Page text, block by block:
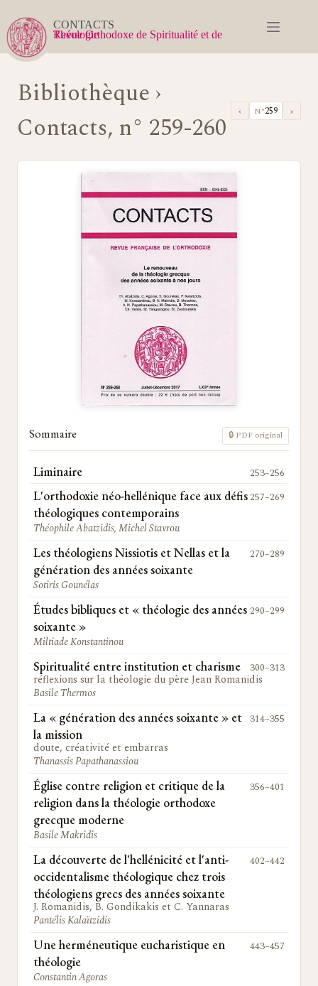
contenu
CONTACTS
Revue Orthodoxe de Spiritualité et de Théologie
Bibliothèque ›
Contacts, n° 259-260
‹ N°259 ›
Sommaire 🔒 PDF original
Liminaire 253–256
L'orthodoxie néo-hellénique face aux défis
théologiques contemporains
257–269
Théophile Abatzidis, Michel Stavrou
Les théologiens Nissiotis et Nellas et la
génération des années soixante
270–289
Sotiris Gounélas
Études bibliques et « théologie des années
soixante »
290–299
Miltiade Konstantinou
Spiritualité entre institution et charisme 300–313
réflexions sur la théologie du père Jean Romanidis
Basile Thermos
La « génération des années soixante » et
la mission
314–355
doute, créativité et embarras
Thanassis Papathanassiou
Église contre religion et critique de la
religion dans la théologie orthodoxe
grecque moderne
356–401
Basile Makridis
La découverte de l'hellénicité et l'anti-
occidentalisme théologique chez trois
théologiens grecs des années soixante
402–442
J. Romanidis, B. Gondikakis et C. Yannaras
Pantélis Kalaïtzidis
Une herméneutique eucharistique en
théologie
443–457
Constantin Agoras